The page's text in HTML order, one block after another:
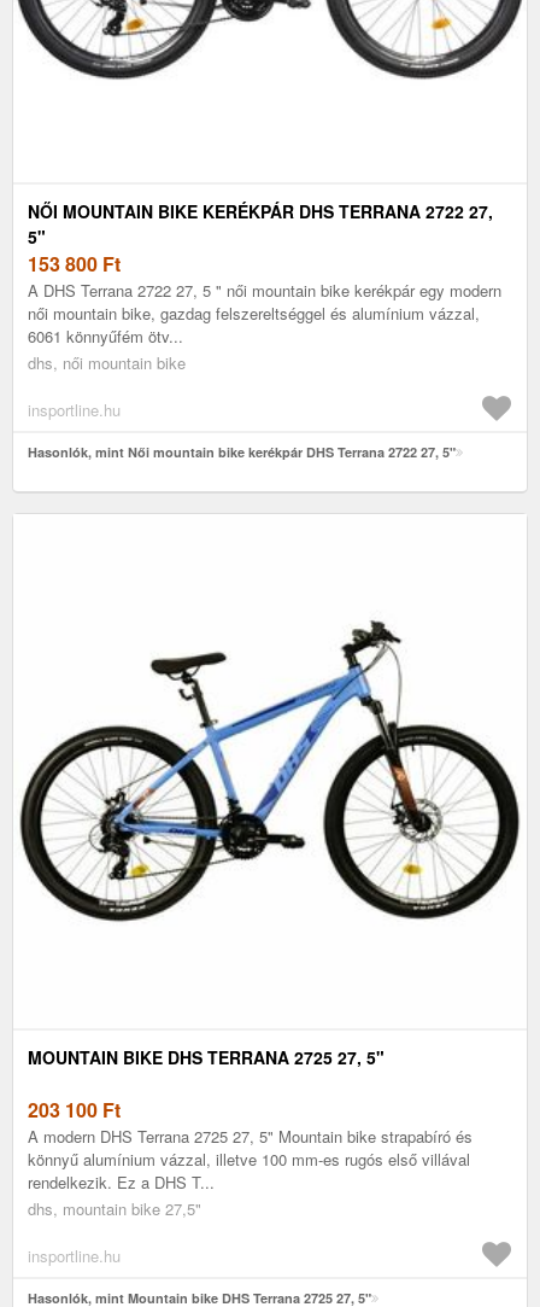
NŐI MOUNTAIN BIKE KERÉKPÁR DHS TERRANA 2722 27,
5"
153 800 Ft
A DHS Terrana 2722 27, 5 " női mountain bike kerékpár egy modern
női mountain bike, gazdag felszereltséggel és alumínium vázzal,
6061 könnyűfém ötv...
dhs, női mountain bike
insportline.hu
Hasonlók, mint Női mountain bike kerékpár DHS Terrana 2722 27, 5"
MOUNTAIN BIKE DHS TERRANA 2725 27, 5"
203 100 Ft
A modern DHS Terrana 2725 27, 5" Mountain bike strapabíró és
könnyű alumínium vázzal, illetve 100 mm-es rugós első villával
rendelkezik. Ez a DHS T...
dhs, mountain bike 27,5"
insportline.hu
Hasonlók, mint Mountain bike DHS Terrana 2725 27, 5"